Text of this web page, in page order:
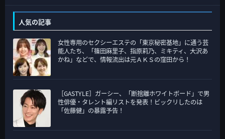
リ
ー
人気の記事
女性専用のセクシーエステの「東京秘密基地」に通う芸
能人たち、「篠田麻里子、指原莉乃、ミキティ、大沢あ
かね」などで、情報流出は元ＡＫＳの窪田から！
［GASTYLE］ガーシー、「断捨離ホワイトボード」で男
性俳優・タレント編リストを発表！ビックリしたのは
「佐藤健」の暴露予告！